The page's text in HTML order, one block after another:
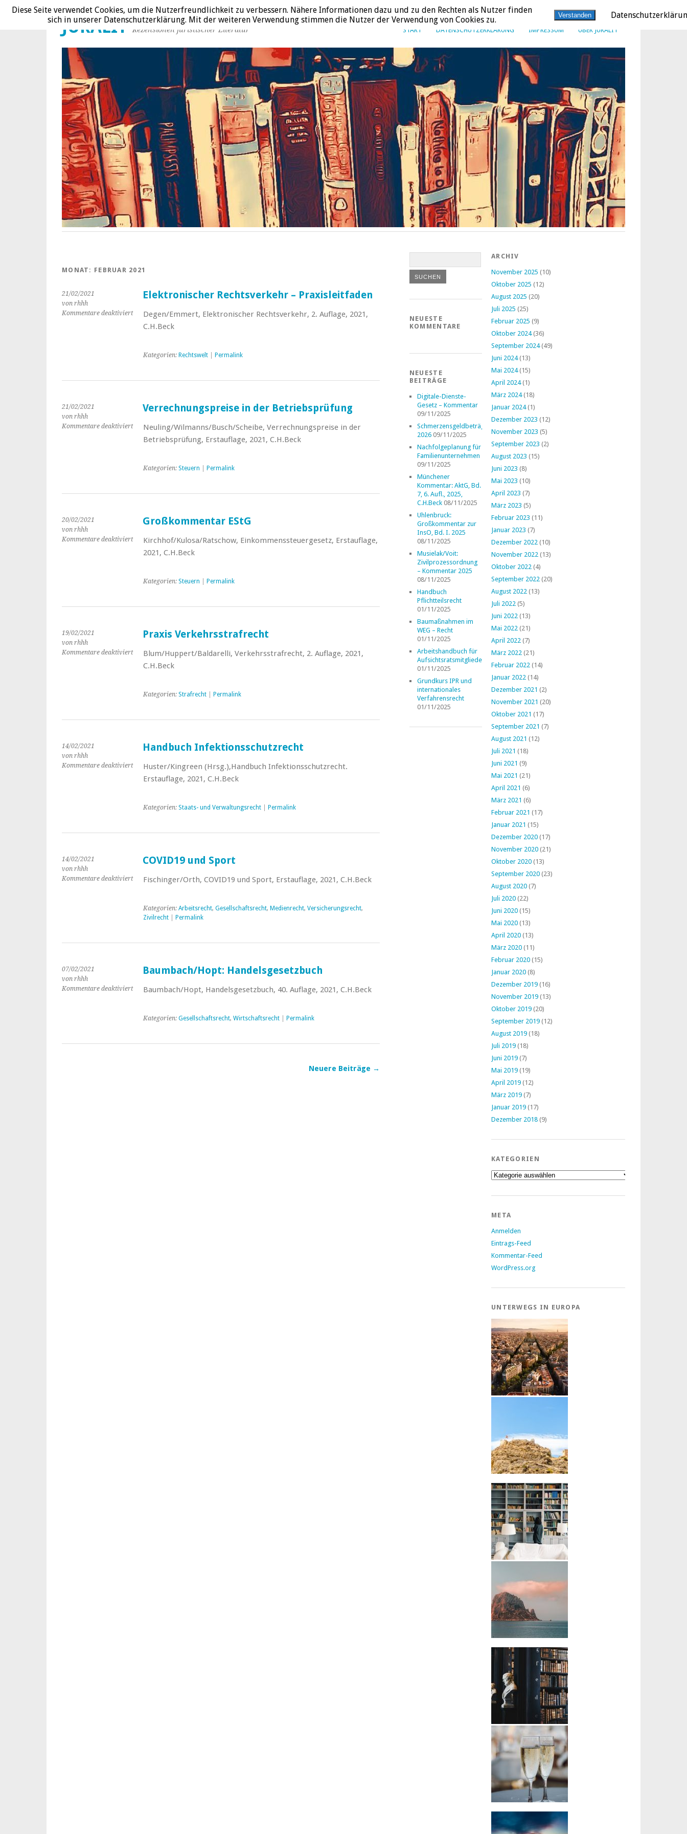
START DATENSCHUTZERKLÄRUNG IMPRESSUM ÜBER JURALIT
JURALIT Rezensionen juristischer Literatur
MONAT: FEBRUAR 2021
21/02/2021
von rhhh
Kommentare deaktiviertfür
Elektronischer
Praxisleitfaden
Elektronischer Rechtsverkehr – Praxisleitfaden
Degen/Emmert, Elektronischer Rechtsverkehr, 2. Auflage, 2021,
C.H.Beck
Kategorien: Rechtswelt| Permalink
21/02/2021
von rhhh
Kommentare deaktiviertfür
Verrechnungspreise
Betriebsprüfung
Verrechnungspreise in der Betriebsprüfung
Neuling/Wilmanns/Busch/Scheibe, Verrechnungspreise in der
Betriebsprüfung, Erstauflage, 2021, C.H.Beck
Kategorien: Steuern Permalink
20/02/2021
von rhhh
Kommentare deaktiviertfür
Großkommentar
Großkommentar EStG
Kirchhof/Kulosa/Ratschow, Einkommenssteuergesetz, Erstauflage,
2021, C.H.Beck
Kategorien: Steuern Permalink
19/02/2021
von rhhh
Kommentare deaktiviertfür
Praxis
Praxis Verkehrsstrafrecht
Blum/Huppert/Baldarelli, Verkehrsstrafrecht, 2. Auflage, 2021,
C.H.Beck
Kategorien: Strafrecht| Permalink
14/02/2021
von rhhh
Kommentare deaktiviertfür
Handbuch
Infektionsschutzrecht
Handbuch Infektionsschutzrecht
Huster/Kingreen (Hrsg.),Handbuch Infektionsschutzrecht.
Erstauflage, 2021, C.H.Beck
Kategorien: Staats- und Verwaltungsrecht| Permalink
14/02/2021
von rhhh
Kommentare deaktiviertfür
Sport
COVID19 und Sport
Fischinger/Orth, COVID19 und Sport, Erstauflage, 2021, C.H.Beck
Kategorien: Arbeitsrecht, Gesellschaftsrecht, Medienrecht, Versicherungsrecht,
Zivilrecht| Permalink
07/02/2021
von rhhh
Kommentare deaktiviertfür
Baumbach/Hopt: Handelsgesetzbuch
Baumbach/Hopt, Handelsgesetzbuch, 40. Auflage, 2021, C.H.Beck
Kategorien: Gesellschaftsrecht, Wirtschaftsrecht| Permalink
Neuere Beiträge →
NEUESTE
KOMMENTARE
NEUESTE
BEITRÄGE
Digitale-Dienste-
Gesetz – Kommentar
09/11/2025
Schmerzensgeldbeträge
2026 09/11/2025
Nachfolgeplanung für
Familienunternehmen
09/11/2025
Münchener
Kommentar: AktG, Bd.
7, 6. Aufl., 2025,
C.H.Beck 08/11/2025
Uhlenbruck:
Großkommentar zur
InsO, Bd. I. 2025
08/11/2025
Musielak/Voit:
Zivilprozessordnung
– Kommentar 2025
08/11/2025
Handbuch
Pflichtteilsrecht
01/11/2025
Baumaßnahmen im
WEG – Recht
01/11/2025
Arbeitshandbuch für
Aufsichtsratsmitglieder
01/11/2025
Grundkurs IPR und
internationales
Verfahrensrecht
01/11/2025
ARCHIV
November 2025 (10)
Oktober 2025 (12)
August 2025 (20)
Juli 2025 (25)
Februar 2025 (9)
Oktober 2024(36)
September 2024(49)
Juni 2024(13)
Mai 2024(15)
April 2024(1)
März 2024(18)
Januar 2024(1)
Dezember 2023 (12)
November 2023 (5)
September 2023 (2)
August 2023 (15)
Juni 2023 (8)
Mai 2023 (10)
April 2023 (7)
März 2023 (5)
Februar 2023 (11)
Januar 2023 (7)
Dezember 2022 (10)
November 2022 (13)
Oktober 2022 (4)
September 2022 (20)
August 2022 (13)
Juli 2022 (5)
Juni 2022 (13)
Mai 2022 (21)
April 2022 (7)
März 2022 (21)
Februar 2022 (14)
Januar 2022 (14)
Dezember 2021 (2)
November 2021 (20)
Oktober 2021 (17)
September 2021 (7)
August 2021 (12)
Juli 2021 (18)
Juni 2021 (9)
Mai 2021 (21)
April 2021 (6)
März 2021 (6)
Februar 2021 (17)
Januar 2021 (15)
Dezember 2020 (17)
November 2020 (21)
Oktober 2020 (13)
September 2020 (23)
August 2020 (7)
Juli 2020 (22)
Juni 2020 (15)
Mai 2020 (13)
April 2020 (13)
März 2020 (11)
Februar 2020 (15)
Januar 2020 (8)
Dezember 2019 (16)
November 2019 (13)
Oktober 2019 (20)
September 2019 (12)
August 2019 (18)
Juli 2019 (18)
Juni 2019 (7)
Mai 2019 (19)
April 2019 (12)
März 2019 (7)
Januar 2019 (17)
Dezember 2018 (9)
KATEGORIEN
Kategorien
META
Anmelden
Eintrags-Feed
Kommentar-Feed
WordPress.org
UNTERWEGS IN EUROPA
Diese Seite verwendet Cookies, um die Nutzerfreundlichkeit zu verbessern. Nähere Informationen dazu und zu den Rechten als Nutzer finden
sich in unserer Datenschutzerklärung. Mit der weiteren Verwendung stimmen die Nutzer der Verwendung von Cookies zu.
Verstanden